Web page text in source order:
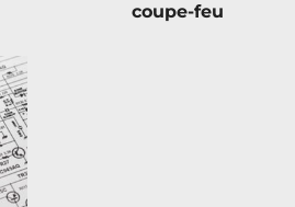
coupe-feu